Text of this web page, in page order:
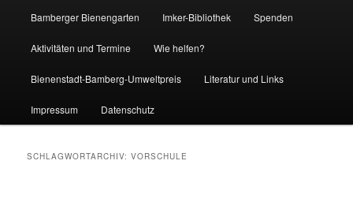
Bamberger Bienengarten Imker-Bibliothek Spenden
Aktivitäten und Termine Wie helfen?
Bienenstadt-Bamberg-Umweltpreis Literatur und Links
Impressum Datenschutz
SCHLAGWORTARCHIV:VORSCHULE